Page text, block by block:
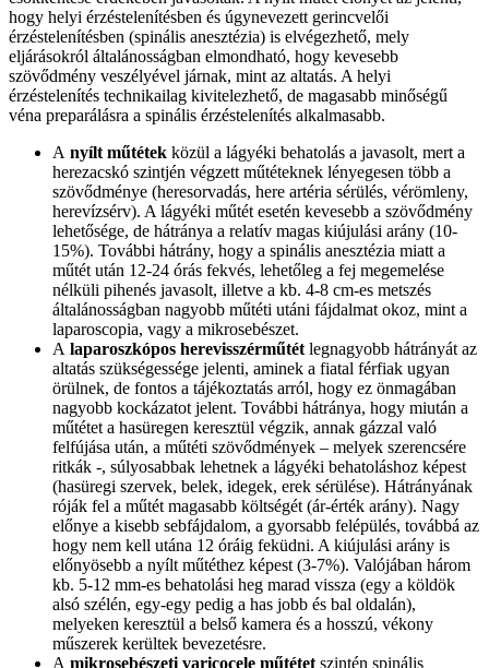
hogy helyi érzéstelenítésben és úgynevezett gerincvelői
érzéstelenítésben (spinális anesztézia) is elvégezhető, mely
eljárásokról általánosságban elmondható, hogy kevesebb
szövődmény veszélyével járnak, mint az altatás. A helyi
érzéstelenítés technikailag kivitelezhető, de magasabb minőségű
véna preparálásra a spinális érzéstelenítés alkalmasabb.
A nyílt műtétek közül a lágyéki behatolás a javasolt, mert a
herezacskó szintjén végzett műtéteknek lényegesen több a
szövődménye (heresorvadás, here artéria sérülés, vérömleny,
herevízsérv). A lágyéki műtét esetén kevesebb a szövődmény
lehetősége, de hátránya a relatív magas kiújulási arány (10-
15%). További hátrány, hogy a spinális anesztézia miatt a
műtét után 12-24 órás fekvés, lehetőleg a fej megemelése
nélküli pihenés javasolt, illetve a kb. 4-8 cm-es metszés
általánosságban nagyobb műtéti utáni fájdalmat okoz, mint a
laparoscopia, vagy a mikrosebészet.
A laparoszkópos herevisszérműtét legnagyobb hátrányát az
altatás szükségessége jelenti, aminek a fiatal férfiak ugyan
örülnek, de fontos a tájékoztatás arról, hogy ez önmagában
nagyobb kockázatot jelent. További hátránya, hogy miután a
műtétet a hasüregen keresztül végzik, annak gázzal való
felfújása után, a műtéti szövődmények – melyek szerencsére
ritkák -, súlyosabbak lehetnek a lágyéki behatoláshoz képest
(hasüregi szervek, belek, idegek, erek sérülése). Hátrányának
róják fel a műtét magasabb költségét (ár-érték arány). Nagy
előnye a kisebb sebfájdalom, a gyorsabb felépülés, továbbá az
hogy nem kell utána 12 óráig feküdni. A kiújulási arány is
előnyösebb a nyílt műtéthez képest (3-7%). Valójában három
kb. 5-12 mm-es behatolási heg marad vissza (egy a köldök
alsó szélén, egy-egy pedig a has jobb és bal oldalán),
melyeken keresztül a belső kamera és a hosszú, vékony
műszerek kerültek bevezetésre.
A mikrosebészeti varicocele műtétet szintén spinális